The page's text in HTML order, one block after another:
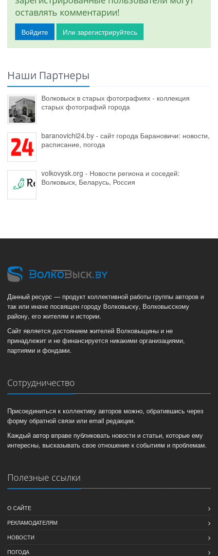
оставлять комментарии!
Войдите Или зарегистрируйтесь
Наши Партнеры
Волковыск в старых фотографиях - коллекция
старых фотографий города
baranovichi24.by - сайт города Барановичи: новости,
расписание, погода
volkovysk.org - Новости региона и соседей:
Волковыск, Беларусь, Россия
Данный ресурс — продукт коллективной работы группы авторов и
так или иначе посвящен городу Волковыску, Волковысскому
району, его жителям и истории.
Сайт является достоянием жителей Волковыщины и не
принадлежит и не финансируется никакими организациями,
партиями и фондами.
Сотрудничество
Присоединиться к коллективу авторов можно, обратившись через
форму обратной связи или email редакции.
Каждый автор вправе публиковать новости и статьи, которые ему
интересны, высказывать свое отношение к событиям и проблемам.
Полезные ссылки
О САЙТЕ
РЕКЛАМОДАТЕЛЯМ
НОВОСТИ
ПОГОДА